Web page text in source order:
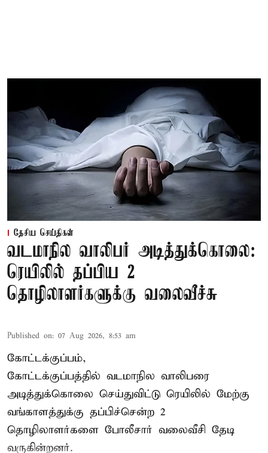
தேசிய செய்திகள்
வடமாநில வாலிபர் அடித்துக்கொலை:
ரெயிலில் தப்பிய 2
தொழிலாளர்களுக்கு வலைவீச்சு
Published on: 07 Aug 2026, 8:53 am
கோட்டக்குப்பம்,
கோட்டக்குப்பத்தில் வடமாநில வாலிபரை
அடித்துக்கொலை செய்துவிட்டு ரெயிலில் மேற்கு
வங்காளத்துக்கு தப்பிச்சென்ற 2
தொழிலாளர்களை போலீசார் வலைவீசி தேடி
வருகின்றனர்.